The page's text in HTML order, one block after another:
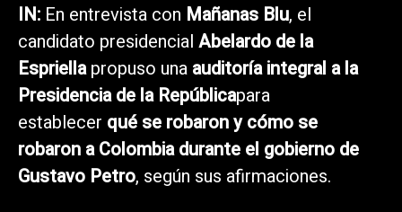
IN: En entrevista con Mañanas Blu, el
candidato presidencial Abelardo de la
Espriellapropuso una auditoría integral a la
Presidencia de la Repúblicapara
establecer qué se robaron y cómo se
robaron a Colombia durante el gobierno de
Gustavo Petro, según sus afirmaciones.